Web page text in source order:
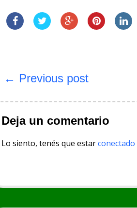
entradas
← Previous post
Deja un comentario
Lo siento, tenés que estarconectado